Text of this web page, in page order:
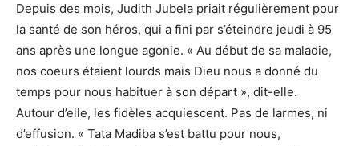
Depuis des mois, Judith Jubela priait régulièrement pour
la santé de son héros, qui a fini par s’éteindre jeudi à 95
ans après une longue agonie. « Au début de sa maladie,
nos coeurs étaient lourds mais Dieu nous a donné du
temps pour nous habituer à son départ », dit-elle.
Autour d’elle, les fidèles acquiescent. Pas de larmes, ni
d’effusion. « Tata Madiba s’est battu pour nous,